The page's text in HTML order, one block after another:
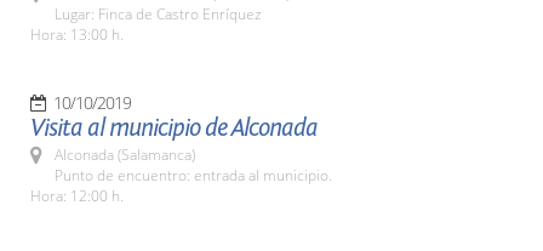
Lugar: Finca de Castro Enríquez
Hora: 13:00 h.
10/10/2019
Visita al municipio de Alconada
Alconada (Salamanca)
Punto de encuentro: entrada al municipio.
Hora: 12:00 h.